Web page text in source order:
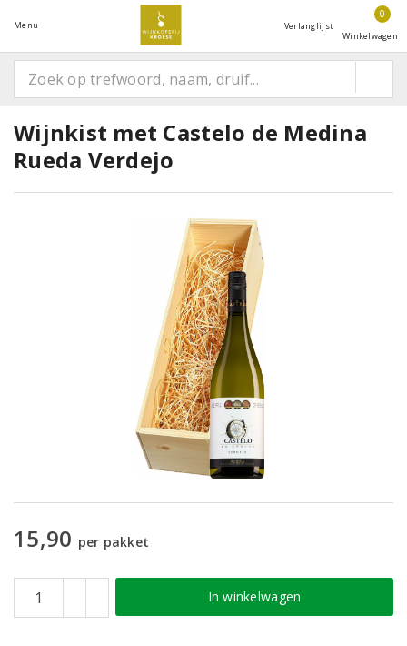
Menu Verlanglijst
0
Winkelwagen
Wijnkist met Castelo de Medina
Rueda Verdejo
15,90 per pakket
In winkelwagen